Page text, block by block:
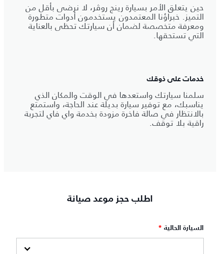
حين يتعلق الأمر بسيارة رينج روڤر، لا نرضى بأقل من
التميز. خبراؤنا المعتمدون يستخدمون أدوات متطورة
ومعرفة متخصصة لضمان أن سيارتك تحظى بالعناية
التي تستحقها.
خدمات على ذوقك
سلمنا سيارتك واستعدها في الوقت والمكان الذي
يناسبك، مع توفير سيارة بديلة عند الحاجة، واستمتع
بالانتظار في صالة فاخرة مزودة بخدمة واي فاي لتجربة
راقية بلا توقف.
اطلب حجز موعد صيانة
السيارة الحالية *